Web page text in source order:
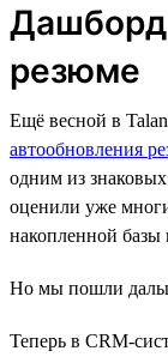
Дашборд
резюме
Ещё весной в
автообновления
одним из
оценили уже
накопленной базы
Но мы пошли
Теперь в CRM-